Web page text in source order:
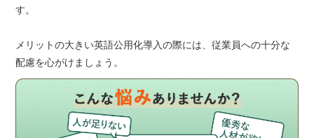
す。
メリットの大きい英語公用化導入の際には、従業員への十分な
配慮を心がけましょう。